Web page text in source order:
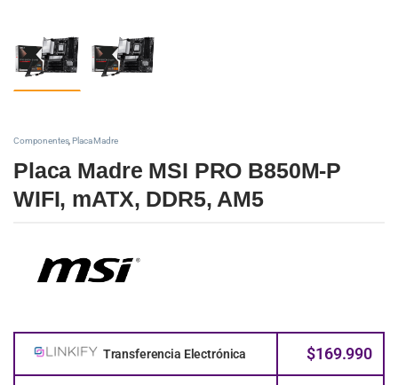
Componentes,Placa Madre
Placa Madre MSI PRO B850M-P
WIFI, mATX, DDR5, AM5
Transferencia Electrónica $169.990